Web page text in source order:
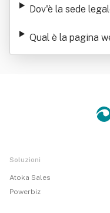
Dov'è la sede
Qual è la pagina
Soluzioni
Atoka Sales
Powerbiz